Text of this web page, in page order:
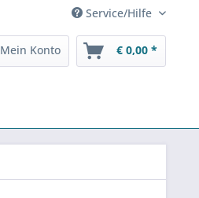
Service/Hilfe
Mein Konto € 0,00 *